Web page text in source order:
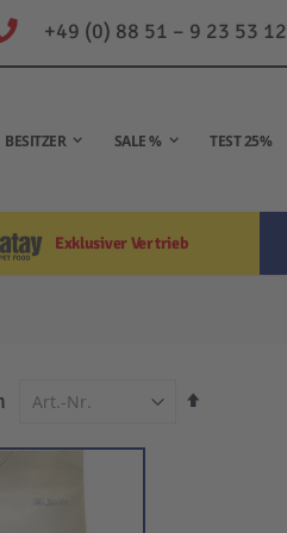
+49 (0) 88 51 – 9 23 53 12
BESITZER SALE % TEST 25%
Exklusiver Vertrieb
In